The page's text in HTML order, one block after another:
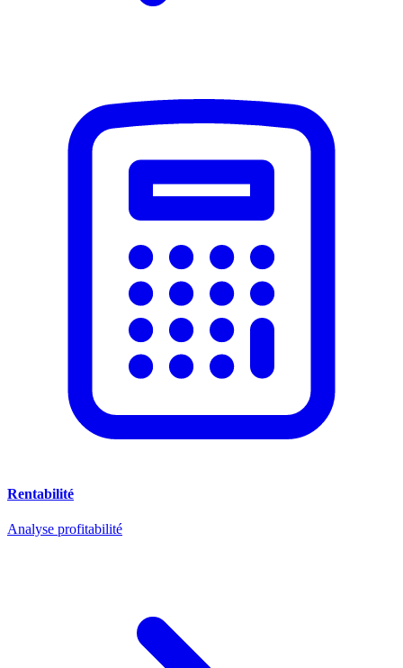
Rentabilité
Analyse profitabilité